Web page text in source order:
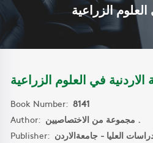
الزراعية
الاردنية في العلوم الزراعية
Book Number: 8141
Author:
مجموعة من الاختصاصيين .
Publisher: العليا - جامعةالاردن